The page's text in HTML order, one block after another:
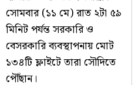
সোমবার (১১ মে) রাত ২টা ৫৯
মিনিট পর্যন্ত সরকারি ও
বেসরকারি ব্যবস্থাপনায় মোট
১৩৪টি ফ্লাইটে তারা সৌদিতে
পৌঁছান।